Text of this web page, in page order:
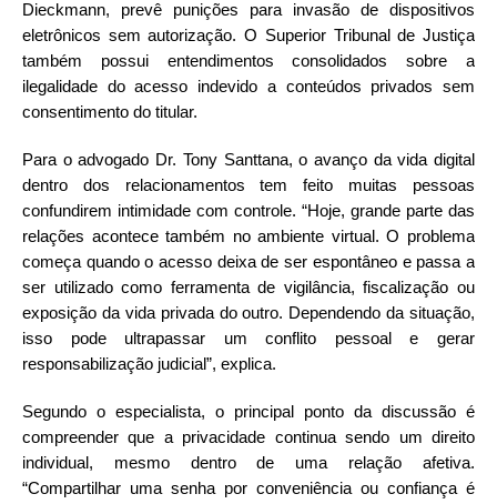
Dieckmann, prevê punições para invasão de dispositivos
eletrônicos sem autorização. O Superior Tribunal de Justiça
também possui entendimentos consolidados sobre a
ilegalidade do acesso indevido a conteúdos privados sem
consentimento do titular.
Para o advogado Dr. Tony Santtana, o avanço da vida digital
dentro dos relacionamentos tem feito muitas pessoas
confundirem intimidade com controle. “Hoje, grande parte das
relações acontece também no ambiente virtual. O problema
começa quando o acesso deixa de ser espontâneo e passa a
ser utilizado como ferramenta de vigilância, fiscalização ou
exposição da vida privada do outro. Dependendo da situação,
isso pode ultrapassar um conflito pessoal e gerar
responsabilização judicial”, explica.
Segundo o especialista, o principal ponto da discussão é
compreender que a privacidade continua sendo um direito
individual, mesmo dentro de uma relação afetiva.
“Compartilhar uma senha por conveniência ou confiança é